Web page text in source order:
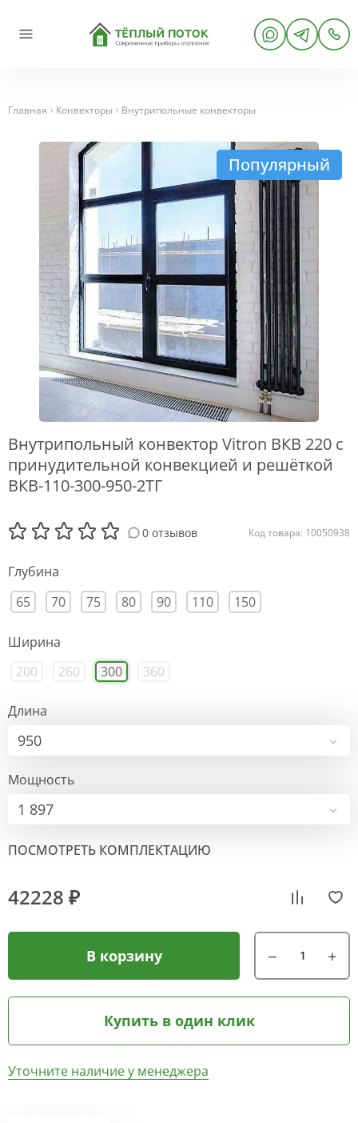
Главная Конвекторы Внутрипольные конвекторы
Популярный
Внутрипольный конвектор Vitron ВКВ 220 с
принудительной конвекцией и решёткой
ВКВ-110-300-950-2ТГ
0 отзывов Код товара: 10050938
Глубина
65
70 75 80 90 110 150
Ширина
200
260 300 360
Длина
950
Мощность
1 897
ПОСМОТРЕТЬ КОМПЛЕКТАЦИЮ
42228 ₽
В корзину
Купить в один клик
Уточните наличие у менеджера